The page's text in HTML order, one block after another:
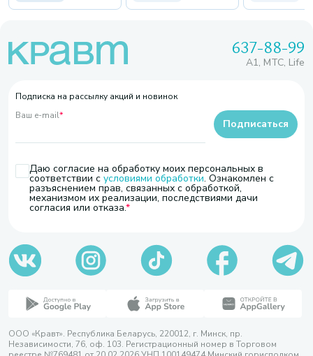
637-88-99
A1, МТС, Life
Подписка на рассылку акций и новинок
Ваш e-mail*
Даю согласие на обработку моих персональных в
соответствии с условиями обработки. Ознакомлен с
разъяснением прав, связанных с обработкой,
механизмом их реализации, последствиями дачи
согласия или отказа.
Подписаться
ООО «Кравт». Республика Беларусь, 220012, г. Минск, пр.
Независимости, 76, оф. 103. Регистрационный номер в Торговом